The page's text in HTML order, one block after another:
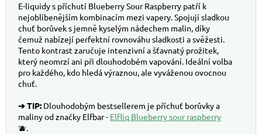
E-liquidy s příchutí Blueberry Sour Raspberry patří k
nejoblíbenějším kombinacím mezi vapery. Spojují sladkou
chuť borůvek s jemně kyselým nádechem malin, díky
čemuž nabízejí perfektní rovnováhu sladkosti a svěžesti.
Tento kontrast zaručuje intenzivní a šťavnatý prožitek,
který neomrzí ani při dlouhodobém vapování. Ideální volba
pro každého, kdo hledá výraznou, ale vyváženou ovocnou
chuť.
➔ TIP: Dlouhodobým bestsellerem je příchuť borůvky a
maliny od značky Elfbar - Elfliq Blueberry sour raspberry
🫐.